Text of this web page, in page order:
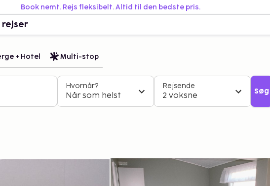
Book nemt. Rejs fleksibelt. Altid til den bedste pris.
rejser
+ Hotel Multi-stop
Hvornår?
Når som helst
Rejsende
2 voksne Søg